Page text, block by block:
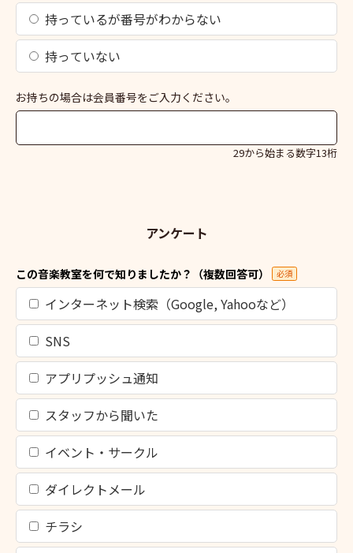
持っているが番号がわからない
持っていない
お持ちの場合は会員番号をご入力ください。
29から始まる数字13桁
アンケート
この音楽教室を何で知りましたか？（複数回答可） 必須
インターネット検索（Google, Yahooなど）
SNS
アプリプッシュ通知
スタッフから聞いた
イベント・サークル
ダイレクトメール
チラシ